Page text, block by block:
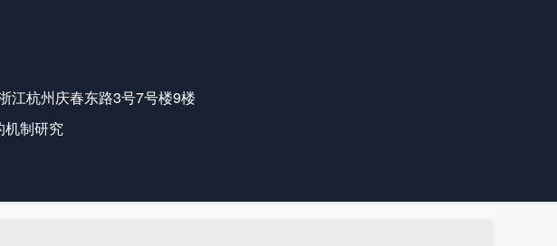
江杭州庆春东路3号7号楼9楼
机制研究